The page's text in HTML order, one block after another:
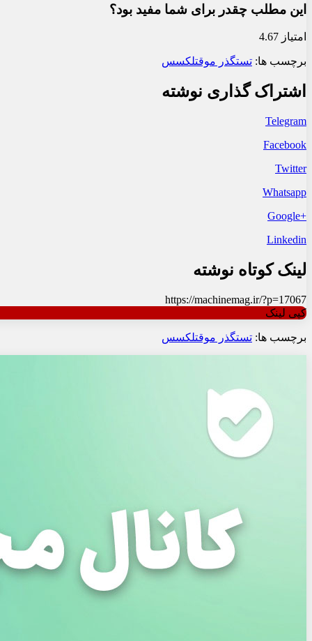
این مطلب چقدر برای شما مفید بود؟
امتیاز 4.67
برچسب ها: تستگذر موقتلکسس
اشتراک گذاری نوشته
Telegram
Facebook
Twitter
Whatsapp
+Google
Linkedin
لینک کوتاه نوشته
https://machinemag.ir/?p=17067
کپی لینک
برچسب ها: تستگذر موقتلکسس